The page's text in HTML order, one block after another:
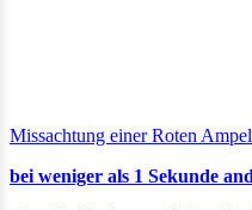
Missachtung einer Roten Ampel
bei weniger als 1 Sekunde